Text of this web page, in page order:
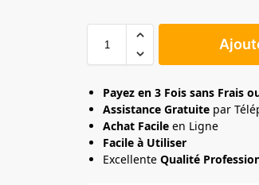
Payez en 3 Fois sans Frais
Assistance Gratuite par
Achat Facile en Ligne
Facile à Utiliser
ExcellenteQualité